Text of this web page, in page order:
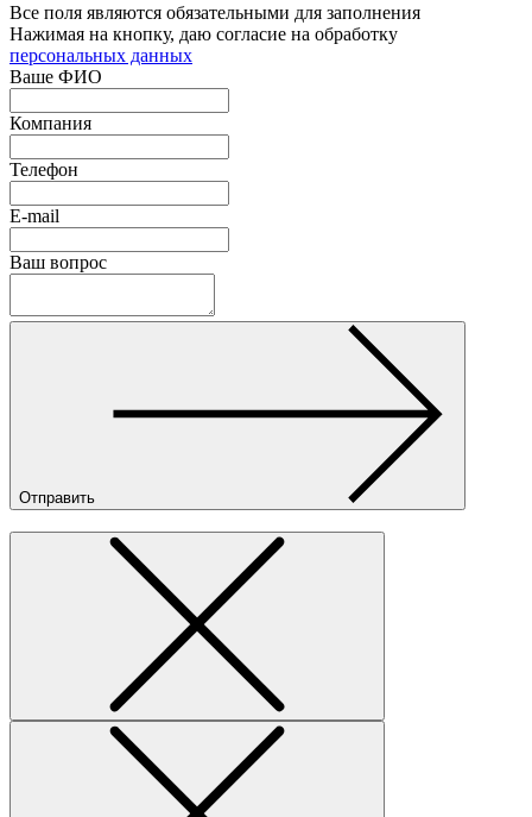
Все поля являются обязательными для заполнения
Нажимая на кнопку, даю согласие на обработку
персональных данных
Ваше ФИО
Компания
Телефон
E-mail
Ваш вопрос
Отправить